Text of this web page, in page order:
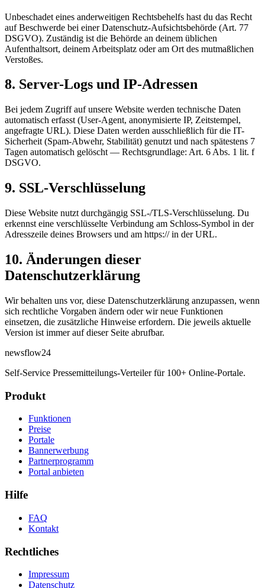
Unbeschadet eines anderweitigen Rechtsbehelfs hast du das Recht
auf Beschwerde bei einer Datenschutz-Aufsichtsbehörde (Art. 77
DSGVO). Zuständig ist die Behörde an deinem üblichen
Aufenthaltsort, deinem Arbeitsplatz oder am Ort des mutmaßlichen
Verstoßes.
8. Server-Logs und IP-Adressen
Bei jedem Zugriff auf unsere Website werden technische Daten
automatisch erfasst (User-Agent, anonymisierte IP, Zeitstempel,
angefragte URL). Diese Daten werden ausschließlich für die IT-
Sicherheit (Spam-Abwehr, Stabilität) genutzt und nach spätestens 7
Tagen automatisch gelöscht — Rechtsgrundlage: Art. 6 Abs. 1 lit. f
DSGVO.
9. SSL-Verschlüsselung
Diese Website nutzt durchgängig SSL-/TLS-Verschlüsselung. Du
erkennst eine verschlüsselte Verbindung am Schloss-Symbol in der
Adresszeile deines Browsers und am https:// in der URL.
10. Änderungen dieser
Datenschutzerklärung
Wir behalten uns vor, diese Datenschutzerklärung anzupassen, wenn
sich rechtliche Vorgaben ändern oder wir neue Funktionen
einsetzen, die zusätzliche Hinweise erfordern. Die jeweils aktuelle
Version ist immer auf dieser Seite abrufbar.
newsflow24
Self-Service Pressemitteilungs-Verteiler für 100+ Online-Portale.
Produkt
Funktionen
Preise
Portale
Bannerwerbung
Partnerprogramm
Portal anbieten
Hilfe
FAQ
Kontakt
Rechtliches
Impressum
Datenschutz